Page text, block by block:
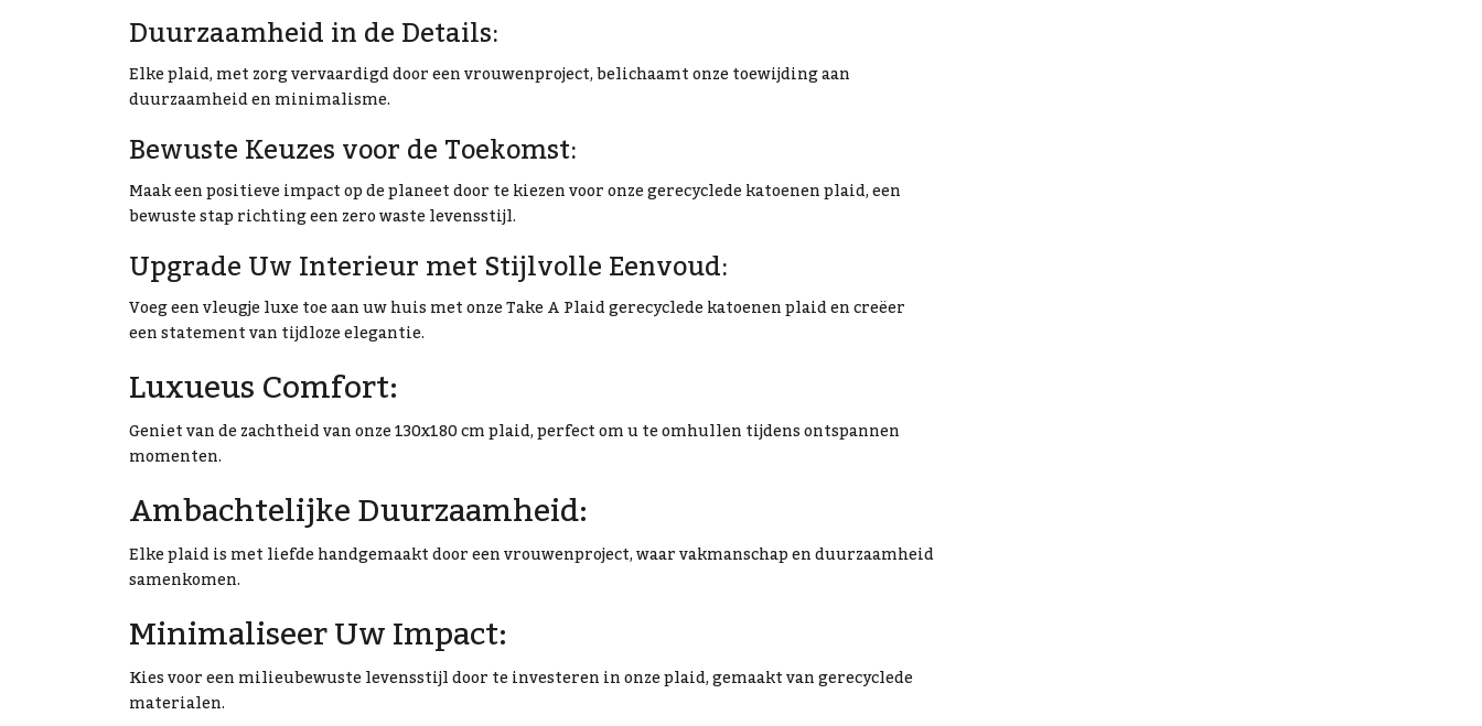
Duurzaamheid in de Details:
Elke plaid, met zorg vervaardigd door een vrouwenproject, belichaamt onze toewijding aan
duurzaamheid en minimalisme.
Bewuste Keuzes voor de Toekomst:
Maak een positieve impact op de planeet door te kiezen voor onze gerecyclede katoenen plaid, een
bewuste stap richting een zero waste levensstijl.
Upgrade Uw Interieur met Stijlvolle Eenvoud:
Voeg een vleugje luxe toe aan uw huis met onze Take A Plaid gerecyclede katoenen plaid en creëer
een statement van tijdloze elegantie.
Luxueus Comfort:
Geniet van de zachtheid van onze 130x180 cm plaid, perfect om u te omhullen tijdens ontspannen
momenten.
Ambachtelijke Duurzaamheid:
Elke plaid is met liefde handgemaakt door een vrouwenproject, waar vakmanschap en duurzaamheid
samenkomen.
Minimaliseer Uw Impact:
Kies voor een milieubewuste levensstijl door te investeren in onze plaid, gemaakt van gerecyclede
materialen.